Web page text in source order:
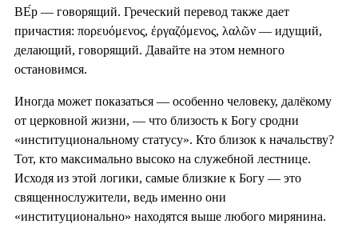
ВЕ́р — говорящий. Греческий перевод также дает
причастия: πορευόμενος, ἐργαζόμενος, λαλῶν — идущий,
делающий, говорящий. Давайте на этом немного
остановимся.
Иногда может показаться — особенно человеку, далёкому
от церковной жизни, — что близость к Богу сродни
«институциональному статусу». Кто близок к начальству?
Тот, кто максимально высоко на служебной лестнице.
Исходя из этой логики, самые близкие к Богу — это
священнослужители, ведь именно они
«институционально» находятся выше любого мирянина.